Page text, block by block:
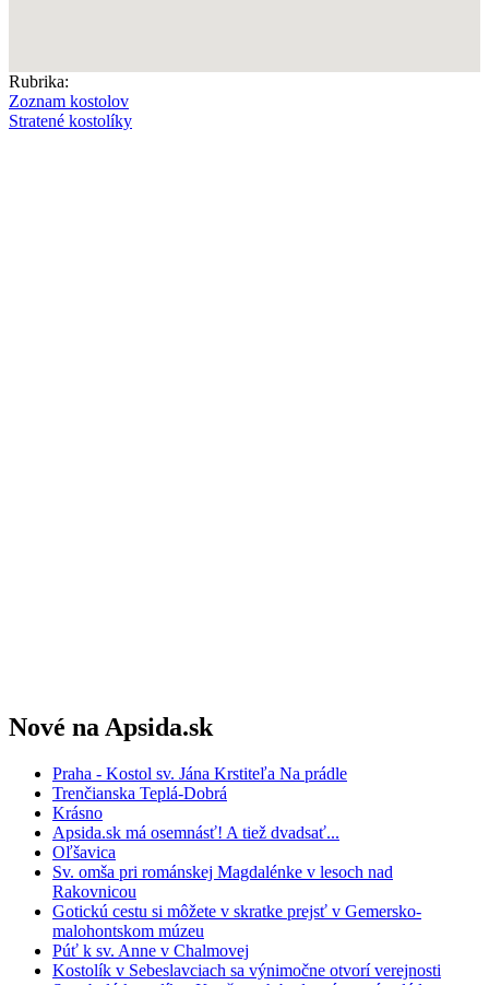
Rubrika:
Zoznam kostolov
Stratené kostolíky
Nové na Apsida.sk
Praha - Kostol sv. Jána Krstiteľa Na prádle
Trenčianska Teplá-Dobrá
Krásno
Apsida.sk má osemnásť! A tiež dvadsať...
Oľšavica
Sv. omša pri románskej Magdalénke v lesoch nad
Rakovnicou
Gotickú cestu si môžete v skratke prejsť v Gemersko-
malohontskom múzeu
Púť k sv. Anne v Chalmovej
Kostolík v Sebeslavciach sa výnimočne otvorí verejnosti